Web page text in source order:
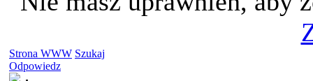
Strona WWW Szukaj
Odpowiedz